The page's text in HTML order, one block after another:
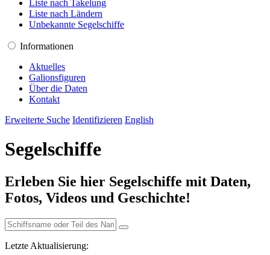
Liste nach Takelung
Liste nach Ländern
Unbekannte Segelschiffe
Informationen
Aktuelles
Galionsfiguren
Über die Daten
Kontakt
Erweiterte Suche Identifizieren English
Segelschiffe
Erleben Sie hier Segelschiffe mit Daten,
Fotos, Videos und Geschichte!
Letzte Aktualisierung: